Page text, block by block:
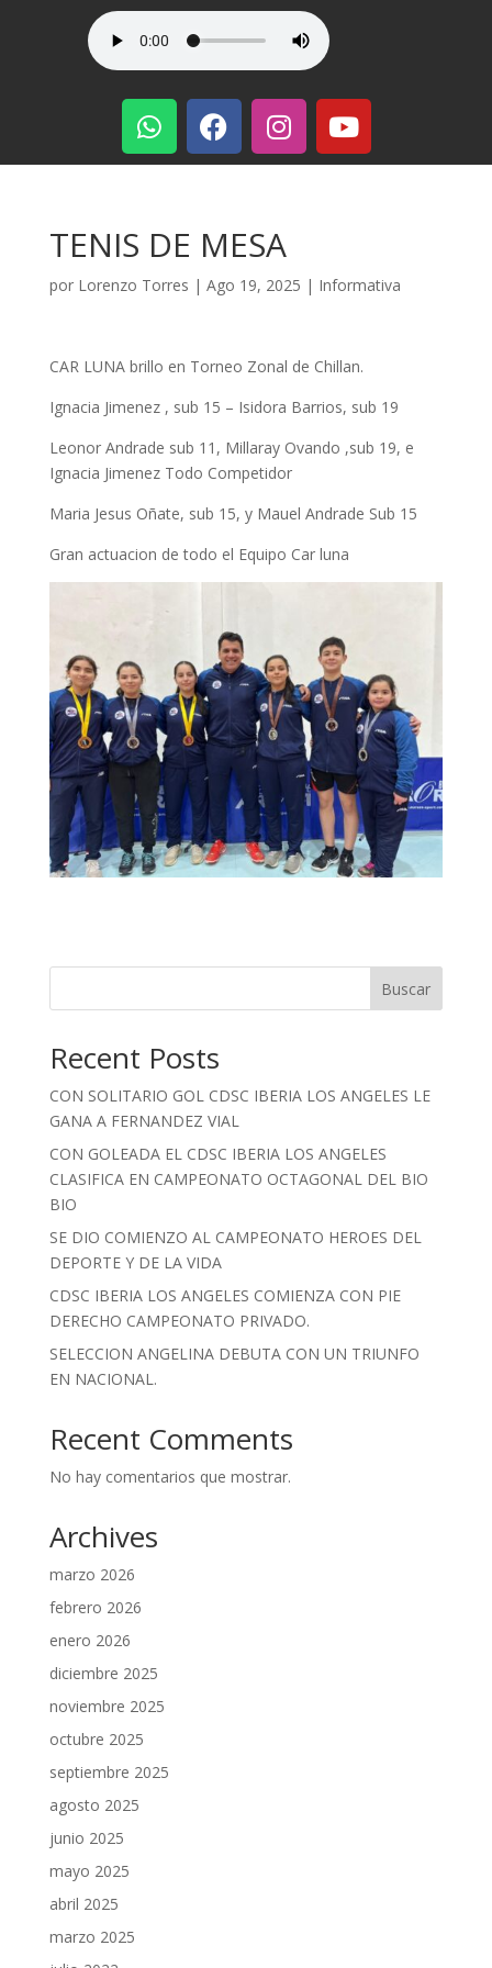
TENIS DE MESA
por Lorenzo Torres | Ago 19, 2025 | Informativa
CAR LUNA brillo en Torneo Zonal de Chillan.
Ignacia Jimenez , sub 15 – Isidora Barrios, sub 19
Leonor Andrade sub 11, Millaray Ovando ,sub 19, e
Ignacia Jimenez Todo Competidor
Maria Jesus Oñate, sub 15, y Mauel Andrade Sub 15
Gran actuacion de todo el Equipo Car luna
Buscar
Recent Posts
CON SOLITARIO GOL CDSC IBERIA LOS ANGELES LE
GANA A FERNANDEZ VIAL
CON GOLEADA EL CDSC IBERIA LOS ANGELES
CLASIFICA EN CAMPEONATO OCTAGONAL DEL BIO
BIO
SE DIO COMIENZO AL CAMPEONATO HEROES DEL
DEPORTE Y DE LA VIDA
CDSC IBERIA LOS ANGELES COMIENZA CON PIE
DERECHO CAMPEONATO PRIVADO.
SELECCION ANGELINA DEBUTA CON UN TRIUNFO
EN NACIONAL.
Recent Comments
No hay comentarios que mostrar.
Archives
marzo 2026
febrero 2026
enero 2026
diciembre 2025
noviembre 2025
octubre 2025
septiembre 2025
agosto 2025
junio 2025
mayo 2025
abril 2025
marzo 2025